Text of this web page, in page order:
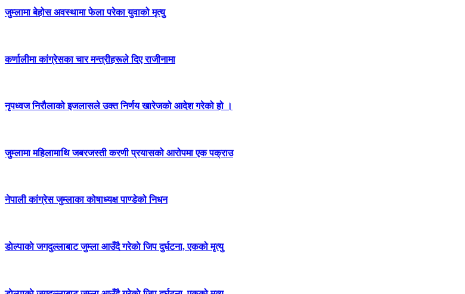
जुम्लामा बेहोस अवस्थामा फेला परेका युवाको मृत्यु
कर्णालीमा कांग्रेसका चार मन्त्रीहरूले दिए राजीनामा
नृपध्वज निरौलाको इजलासले उक्त निर्णय खारेजको आदेश गरेको हो ।
जुम्लामा महिलामाथि जबरजस्ती करणी प्रयासको आरोपमा एक पक्राउ
नेपाली कांग्रेस जुम्लाका कोषाध्यक्ष पाण्डेको निधन
डाेल्पाकाे जगदुल्लाबाट जुम्ला आउँदै गरेकाे जिप दुर्घटना, एकको मृत्यु